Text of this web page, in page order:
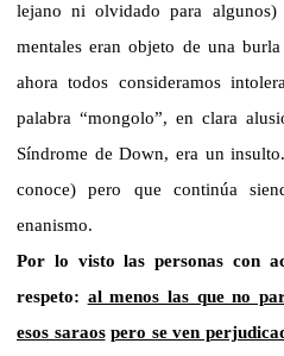
lejano ni olvidado para algunos)
mentales eran objeto de una
ahora todos consideramos
palabra “mongolo”, en clara
Síndrome de Down, era un
conoce) pero que continúa
enanismo.
Por lo visto las personas con
respeto: al menos las que no
esos saraos pero se ven